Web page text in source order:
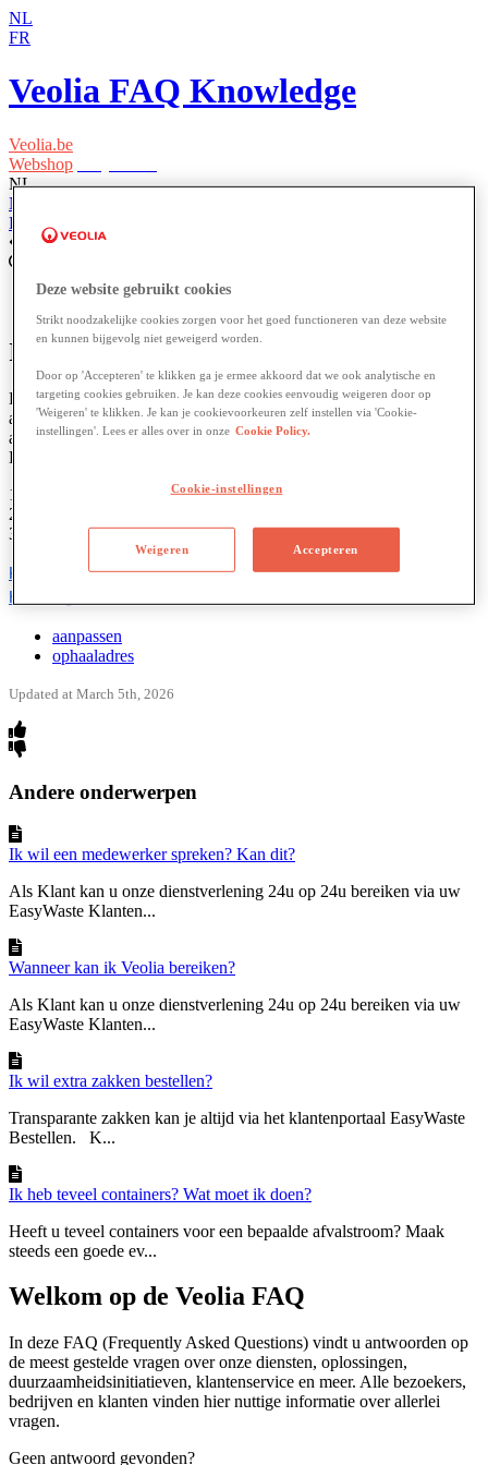
NL
FR
Veolia FAQ Knowledge
Veolia.be
Webshop
NL
NL
FR
Home
Een wijziging doorgeven
Ik wil mijn ophaaladres aanpassen
Het ophaaladres, container locatie of serviceadres is het operationele
adres waar we je dienstverlening uitvoeren. Voor het beheer
account en dienstverlening is "Easy Waste"
Hier
1
"
2
3
"ik heb een vraag"
Klik voor EasyWaste.
Heeft
aanpassen
ophaaladres
Updated at March 5th, 2026
Andere onderwerpen
Ik wil een medewerker spreken? Kan dit?
Als Klant kan u onze dienstverlening 24u op 24u bereiken via uw
EasyWaste Klanten...
Wanneer kan ik Veolia bereiken?
Als Klant kan u onze dienstverlening 24u op 24u bereiken via uw
EasyWaste Klanten...
Ik wil extra zakken bestellen?
Transparante zakken kan je altijd via het klantenportaal EasyWaste
Bestellen. K...
Ik heb teveel containers? Wat moet ik doen?
Heeft u teveel containers voor een bepaalde afvalstroom? Maak
steeds een goede ev...
Welkom op de Veolia FAQ
In deze FAQ (Frequently Asked Questions) vindt u antwoorden op
de meest gestelde vragen over onze diensten, oplossingen,
duurzaamheidsinitiatieven, klantenservice en meer. Alle bezoekers,
bedrijven en klanten vinden hier nuttige informatie over allerlei
vragen.
Geen antwoord gevonden?
Deze website gebruikt cookies
Strikt noodzakelijke cookies zorgen voor het goed functioneren van deze website
en kunnen bijgevolg niet geweigerd worden.
Door op 'Accepteren' te klikken ga je ermee akkoord dat we ook analytische en
targeting cookies gebruiken. Je kan deze cookies eenvoudig weigeren door op
'Weigeren' te klikken. Je kan je cookievoorkeuren zelf instellen via 'Cookie-
instellingen'. Lees er alles over in onze Cookie Policy.
Cookie-instellingen
Weigeren Accepteren